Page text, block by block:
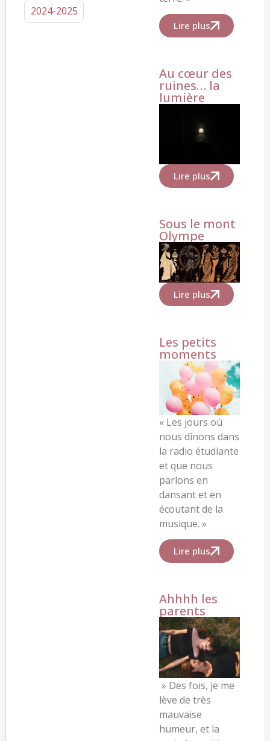
2024-2025
Lire plus
Au cœur des
ruines… la
lumière
Lire plus
Sous le mont
Olympe
Lire plus
Les petits
moments
« Les jours où
nous dînons dans
la radio étudiante
et que nous
parlons en
dansant et en
écoutant de la
musique. »
Lire plus
Ahhhh les
parents
» Des fois, je me
lève de très
mauvaise
humeur, et la